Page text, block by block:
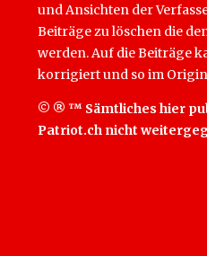
und Ansichten der
Beiträge zu löschen die
werden. Auf die Beiträge
korrigiert und so im
© ® ™ Sämtliches hier
Patriot.ch nicht